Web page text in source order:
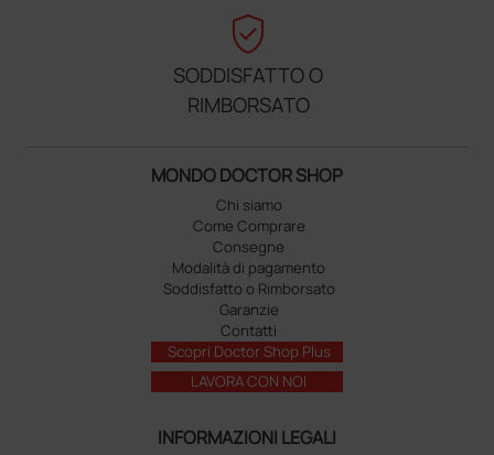
verified_user
SODDISFATTO O
RIMBORSATO
MONDO DOCTOR SHOP
Chi siamo
Come Comprare
Consegne
Modalità di pagamento
Soddisfatto o Rimborsato
Garanzie
Contatti
Scopri Doctor Shop Plus
LAVORA CON NOI
INFORMAZIONI LEGALI